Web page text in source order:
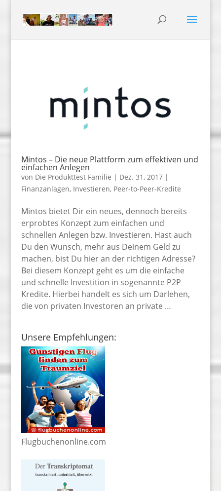
Mintos – Die neue Plattform zum effektiven und
einfachen Anlegen
von Die Produkttest Familie | Dez. 31, 2017|
Finanzanlagen, Investieren, Peer-to-Peer-Kredite
Mintos bietet Dir ein neues, dennoch bereits
erprobtes Konzept zum einfachen und
schnellen Anlegen bzw. Investieren. Hast auch
Du den Wunsch, mehr aus Deinem Geld zu
machen, bist Du hier an der richtigen Adresse?
Bei diesem Konzept geht es um die einfache
und schnelle Investition in sogenannte P2P
Kredite. Hierbei handelt es sich um Darlehen,
die von privaten Investoren an private …
Unsere Empfehlungen:
Flugbuchenonline.com